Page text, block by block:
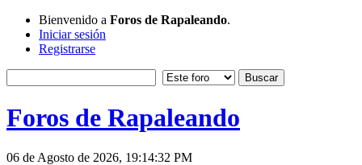
Bienvenido a Foros de Rapaleando.
Iniciar sesión
Registrarse
Foros de Rapaleando
06 de Agosto de 2026, 19:14:32 PM